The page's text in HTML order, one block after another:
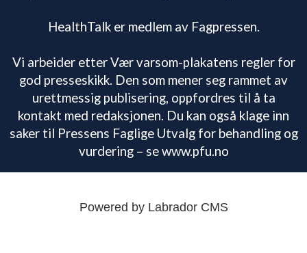
HealthTalk er medlem av Fagpressen.
Vi arbeider etter Vær varsom-plakatens regler for
god presseskikk. Den som mener seg rammet av
urettmessig publisering, oppfordres til å ta
kontakt med redaksjonen. Du kan også klage inn
saker til Pressens Faglige Utvalg for behandling og
vurdering – se www.pfu.no
Powered by Labrador CMS